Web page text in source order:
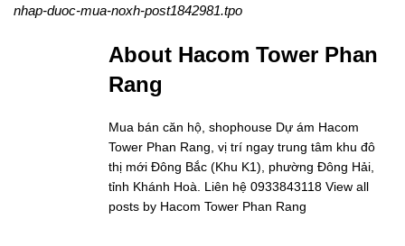
nhap-duoc-mua-noxh-post1842981.tpo
About Hacom Tower Phan
Rang
Mua bán căn hộ, shophouse Dự ám Hacom
Tower Phan Rang, vị trí ngay trung tâm khu đô
thị mới Đông Bắc (Khu K1), phường Đông Hải,
tỉnh Khánh Hoà. Liên hệ 0933843118 View all
posts by Hacom Tower Phan Rang